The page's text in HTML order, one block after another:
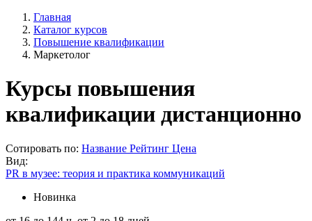
Главная
Каталог курсов
Повышение квалификации
Маркетолог
Курсы повышения
квалификации дистанционно
Сотировать по: Название Рейтинг Цена
Вид:
PR в музее: теория и практика коммуникаций
Новинка